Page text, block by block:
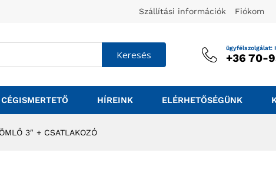
Szállítási információk Fiókom
Keresés
ügyfélszolgálat:
+36 70-
CÉGISMERTETŐ HÍREINK ELÉRHETŐSÉGÜNK
3″ + CSATLAKOZÓ